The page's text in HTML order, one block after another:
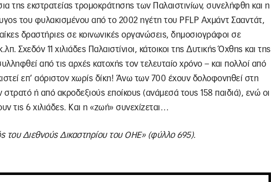
της εκστρατείας τρομοκράτησης των Παλαιστινίων, συνελήφθη και η
του φυλακισμένου από το 2002 ηγέτη του PFLP Αχμάντ Σααντάτ,
δραστήριες σε κοινωνικές οργανώσεις, δημοσιογράφοι σε
Σχεδόν 11 χιλιάδες Παλαιστίνιοι, κάτοικοι της Δυτικής Όχθης και της
από τις αρχές κατοχής τον τελευταίο χρόνο – και πολλοί από
επ’ αόριστον χωρίς δίκη! Άνω των 700 έχουν δολοφονηθεί στη
ή από ακροδεξιούς εποίκους (ανάμεσά τους 158 παιδιά), ενώ οι
τις 6 χιλιάδες. Και η «ζωή» συνεχίζεται…
του Διεθνούς Δικαστηρίου του ΟΗΕ» (φύλλο 695).